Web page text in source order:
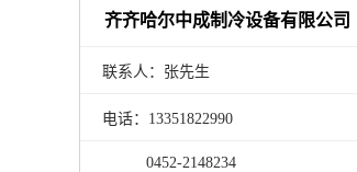
齐齐哈尔中成制冷设备有限公司
联系人：张先生
电话：13351822990
0452-2148234